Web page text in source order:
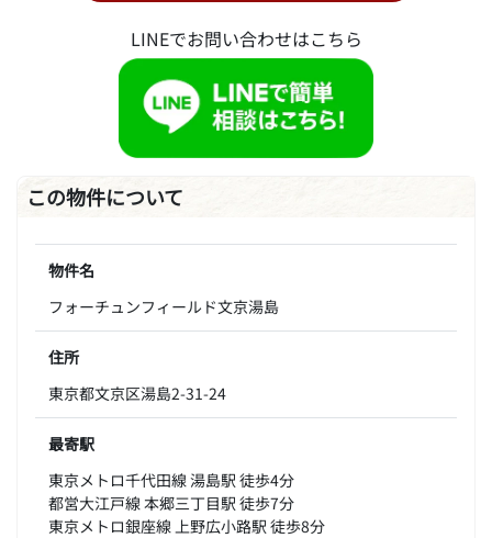
LINEでお問い合わせはこちら
この物件について
物件名
フォーチュンフィールド文京湯島
住所
東京都文京区湯島2-31-24
最寄駅
東京メトロ千代田線 湯島駅 徒歩4分
都営大江戸線 本郷三丁目駅 徒歩7分
東京メトロ銀座線 上野広小路駅 徒歩8分